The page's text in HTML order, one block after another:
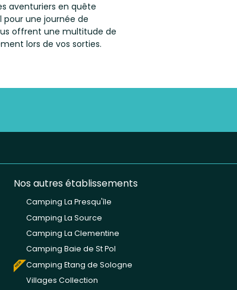
aventuriers en quête
une journée de
offrent une multitude de
lors de vos sorties.
Nos autres établissements
Camping La Presqu'île
Camping La Source
Camping La Clementine
Camping Baie de St Pol
Camping Etang de Sologne
Villages Collection